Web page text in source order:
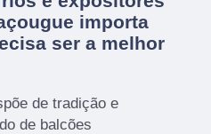
importa
ser a melhor
de tradição e
de balcões